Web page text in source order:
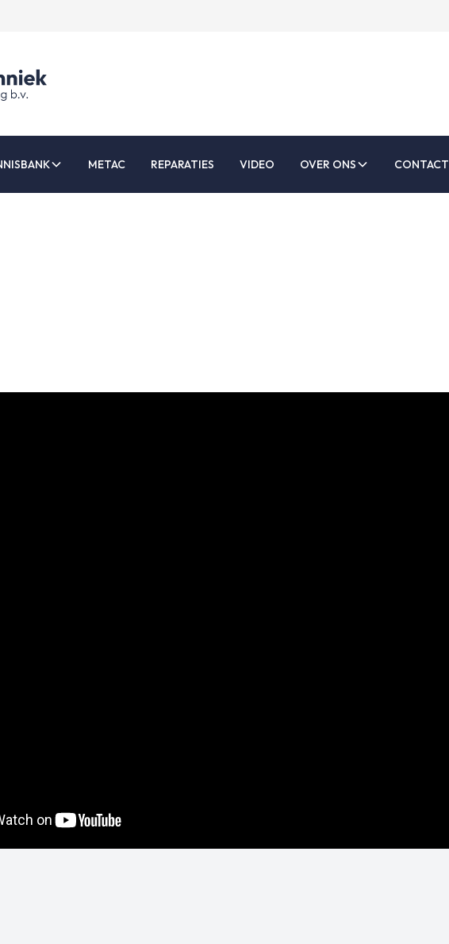
METAC REPARATIES VIDEO OVER ONS CONTACT